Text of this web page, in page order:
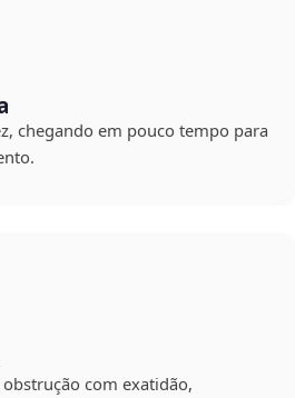
chegando em pouco tempo para
com exatidão,